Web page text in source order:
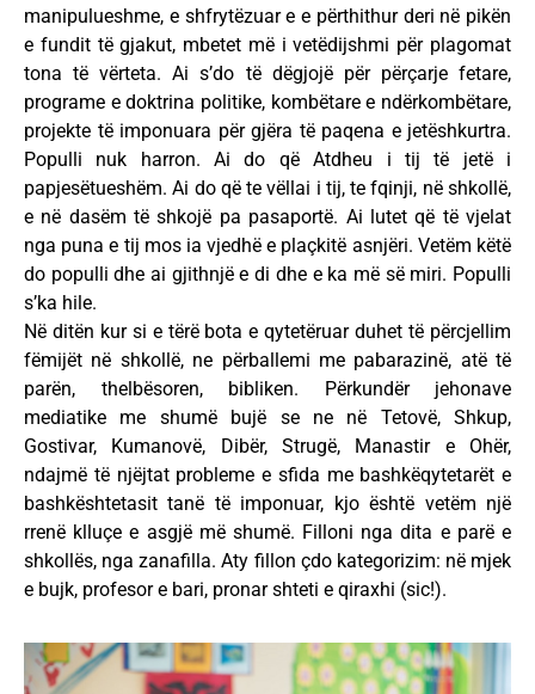
manipulueshme, e shfrytëzuar e e përthithur deri në pikën
e fundit të gjakut, mbetet më i vetëdijshmi për plagomat
tona të vërteta. Ai s’do të dëgjojë për përçarje fetare,
programe e doktrina politike, kombëtare e ndërkombëtare,
projekte të imponuara për gjëra të paqena e jetëshkurtra.
Populli nuk harron. Ai do që Atdheu i tij të jetë i
papjesëtueshëm. Ai do që te vëllai i tij, te fqinji, në shkollë,
e në dasëm të shkojë pa pasaportë. Ai lutet që të vjelat
nga puna e tij mos ia vjedhë e plaçkitë asnjëri. Vetëm këtë
do populli dhe ai gjithnjë e di dhe e ka më së miri. Populli
s’ka hile.
Në ditën kur si e tërë bota e qytetëruar duhet të përcjellim
fëmijët në shkollë, ne përballemi me pabarazinë, atë të
parën, thelbësoren, bibliken. Përkundër jehonave
mediatike me shumë bujë se ne në Tetovë, Shkup,
Gostivar, Kumanovë, Dibër, Strugë, Manastir e Ohër,
ndajmë të njëjtat probleme e sfida me bashkëqytetarët e
bashkështetasit tanë të imponuar, kjo është vetëm një
rrenë klluçe e asgjë më shumë. Filloni nga dita e parë e
shkollës, nga zanafilla. Aty fillon çdo kategorizim: në mjek
e bujk, profesor e bari, pronar shteti e qiraxhi (sic!).